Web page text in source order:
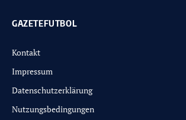
GAZETEFUTBOL
Kontakt
Impressum
Datenschutzerklärung
Nutzungsbedingungen